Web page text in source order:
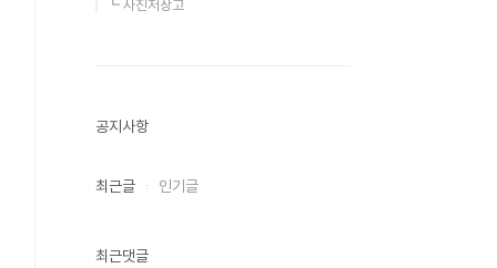
┗ 사진저장고
공지사항
최근글 인기글
최근댓글